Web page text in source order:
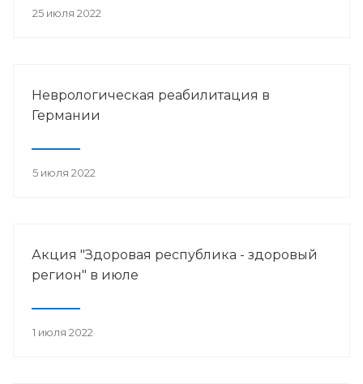
25 июля 2022
Неврологическая реабилитация в
Германии
5 июля 2022
Акция "Здоровая республика - здоровый
регион" в июле
1 июля 2022